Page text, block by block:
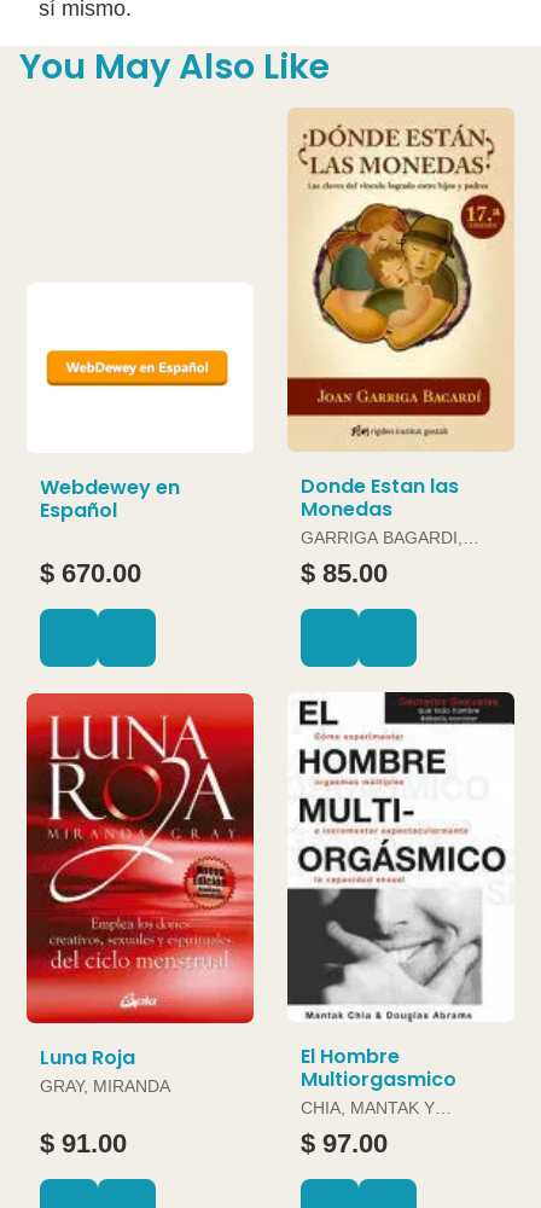
sí mismo.
You May Also Like
Webdewey en
Español
$ 670.00
Donde Estan las
Monedas
GARRIGA BAGARDI,
JOAN
$ 85.00
Luna Roja
GRAY, MIRANDA
$ 91.00
El Hombre
Multiorgasmico
CHIA, MANTAK Y
DOUGLAS ABRAMS
$ 97.00